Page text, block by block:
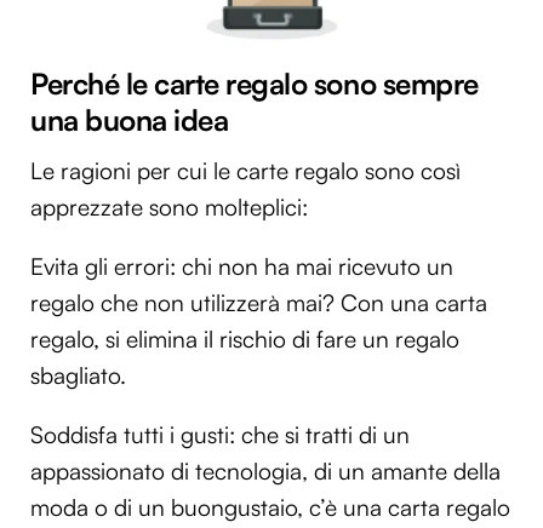
Perché le carte regalo sono sempre
una buona idea
Le ragioni per cui le carte regalo sono così
apprezzate sono molteplici:
Evita gli errori: chi non ha mai ricevuto un
regalo che non utilizzerà mai? Con una carta
regalo, si elimina il rischio di fare un regalo
sbagliato.
Soddisfa tutti i gusti: che si tratti di un
appassionato di tecnologia, di un amante della
moda o di un buongustaio, c’è una carta regalo